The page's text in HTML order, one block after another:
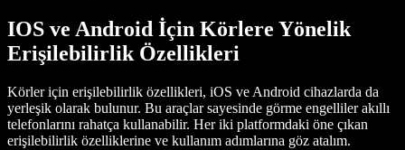
IOS ve Android İçin Körlere Yönelik
Erişilebilirlik Özellikleri
Körler için erişilebilirlik özellikleri, iOS ve Android cihazlarda da
yerleşik olarak bulunur. Bu araçlar sayesinde görme engelliler akıllı
telefonlarını rahatça kullanabilir. Her iki platformdaki öne çıkan
erişilebilirlik özelliklerine ve kullanım adımlarına göz atalım.